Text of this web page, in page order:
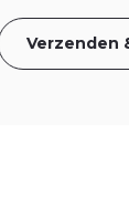
Verzenden